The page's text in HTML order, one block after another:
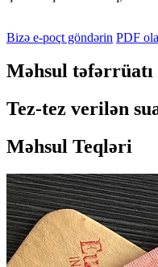
Bizə e-poçt göndərin PDF
Məhsul təfərrüatı
Tez-tez verilən
Məhsul Teqləri